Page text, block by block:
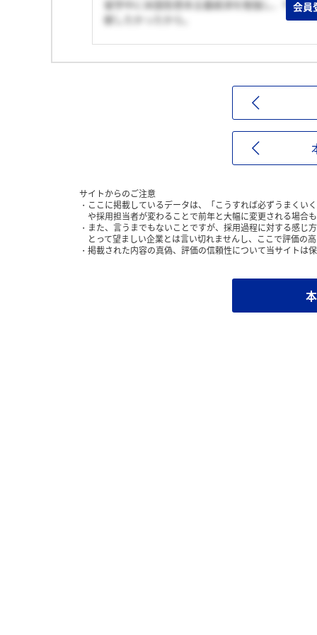
留学中に米国型資本主義経済を勉強し、今ま
献したかったから。
会員
サイトからのご注意
ここに掲載しているデータは、「こうすれば必ずうまくい
や採用担当者が変わることで前年と大幅に変更される場合
また、言うまでもないことですが、採用過程に対する感じ
とって望ましい企業とは言い切れませんし、ここで評価の
掲載された内容の真偽、評価の信頼性について当サイトは